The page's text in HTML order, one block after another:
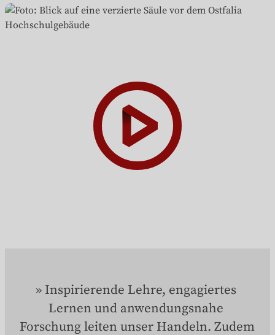
Inspirierende Lehre, engagiertes
Lernen und anwendungsnahe
Forschung leiten unser Handeln. Zudem